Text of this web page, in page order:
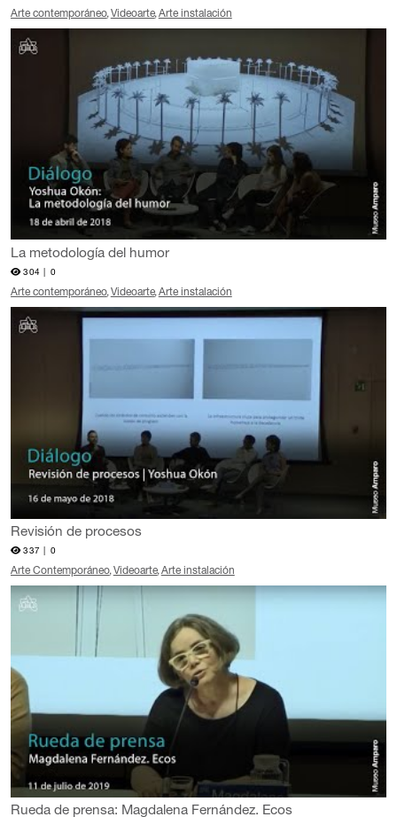
Arte contemporáneo Videoarte Arte instalación
La metodología del humor
304 | 0
Arte contemporáneo Videoarte Arte instalación
Revisión de procesos
337 | 0
Arte Contemporáneo Videoarte Arte instalación
Rueda de prensa: Magdalena Fernández. Ecos